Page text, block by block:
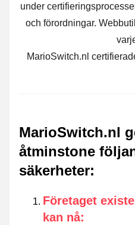
under
och förordningar.
MarioSwitch.nl
MarioSwitch.nl
åtminstone
säkerheter:
Företaget
kan nå: